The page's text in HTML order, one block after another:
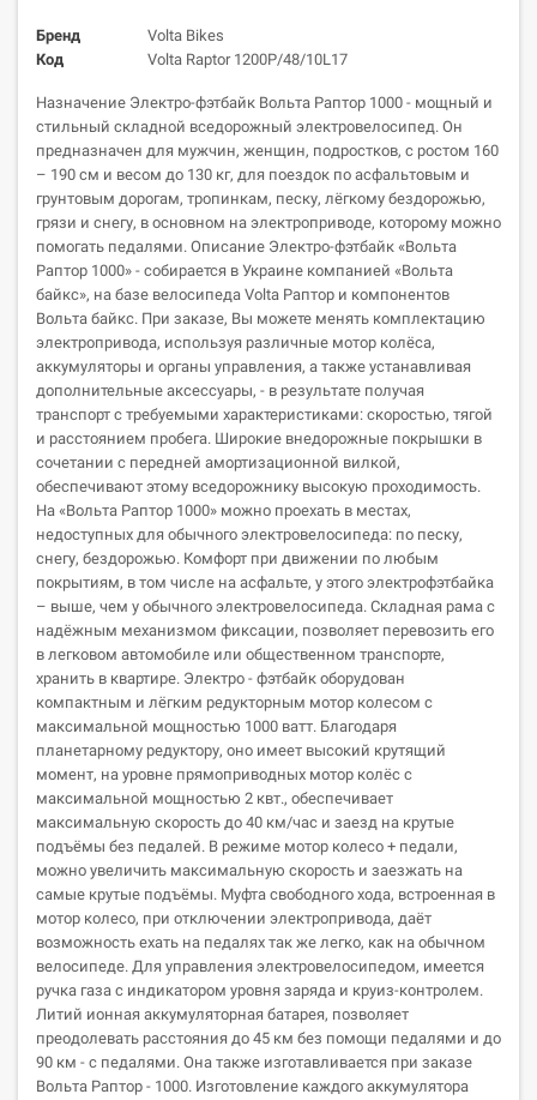
Бренд
Volta Bikes
Код
Volta Raptor 1200Р/48/10L17
Назначение Электро-фэтбайк Вольта Раптор 1000 - мощный и
стильный складной вседорожный электровелосипед. Он
предназначен для мужчин, женщин, подростков, с ростом 160
– 190 см и весом до 130 кг, для поездок по асфальтовым и
грунтовым дорогам, тропинкам, песку, лёгкому бездорожью,
грязи и снегу, в основном на электроприводе, которому можно
помогать педалями. Описание Электро-фэтбайк «Вольта
Раптор 1000» - собирается в Украине компанией «Вольта
байкс», на базе велосипеда Volta Раптор и компонентов
Вольта байкс. При заказе, Вы можете менять комплектацию
электропривода, используя различные мотор колёса,
аккумуляторы и органы управления, а также устанавливая
дополнительные аксессуары, - в результате получая
транспорт с требуемыми характеристиками: скоростью, тягой
и расстоянием пробега. Широкие внедорожные покрышки в
сочетании с передней амортизационной вилкой,
обеспечивают этому вседорожнику высокую проходимость.
На «Вольта Раптор 1000» можно проехать в местах,
недоступных для обычного электровелосипеда: по песку,
снегу, бездорожью. Комфорт при движении по любым
покрытиям, в том числе на асфальте, у этого электрофэтбайка
– выше, чем у обычного электровелосипеда. Складная рама с
надёжным механизмом фиксации, позволяет перевозить его
в легковом автомобиле или общественном транспорте,
хранить в квартире. Электро - фэтбайк оборудован
компактным и лёгким редукторным мотор колесом с
максимальной мощностью 1000 ватт. Благодаря
планетарному редуктору, оно имеет высокий крутящий
момент, на уровне прямоприводных мотор колёс с
максимальной мощностью 2 квт., обеспечивает
максимальную скорость до 40 км/час и заезд на крутые
подъёмы без педалей. В режиме мотор колесо + педали,
можно увеличить максимальную скорость и заезжать на
самые крутые подъёмы. Муфта свободного хода, встроенная в
мотор колесо, при отключении электропривода, даёт
возможность ехать на педалях так же легко, как на обычном
велосипеде. Для управления электровелосипедом, имеется
ручка газа с индикатором уровня заряда и круиз-контролем.
Литий ионная аккумуляторная батарея, позволяет
преодолевать расстояния до 45 км без помощи педалями и до
90 км - с педалями. Она также изготавливается при заказе
Вольта Раптор - 1000. Изготовление каждого аккумулятора